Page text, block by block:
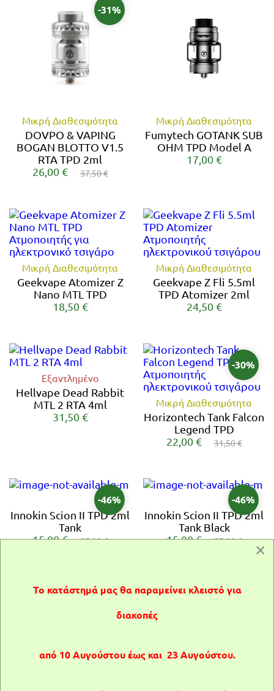
-31%
Μικρή Διαθεσιμότητα
DOVPO & VAPING
BOGAN BLOTTO V1.5
RTA TPD 2ml
26,00 €
37,50 €
Μικρή Διαθεσιμότητα
Fumytech GOTANK SUB
OHM TPD Model A
17,00 €
Μικρή Διαθεσιμότητα
Geekvape Atomizer Z
Nano MTL TPD
18,50 €
Μικρή Διαθεσιμότητα
Geekvape Z Fli 5.5ml
TPD Atomizer 2ml
24,50 €
Εξαντλημένο
Hellvape Dead Rabbit
MTL 2 RTA 4ml
31,50 €
-30%
Μικρή Διαθεσιμότητα
Horizontech Tank Falcon
Legend TPD
22,00 €
31,50 €
-46%
Innokin Scion II TPD 2ml
Tank
15,00 €
27,90 €
-46%
Innokin Scion II TPD 2ml
Tank Black
15,00 €
27,90 €
-46%
Innokin Scion II TPD 2ml
Innokin Zenith 2 - 5ml
Extended Atomizer
σελίδα απευθύνονται μόνο σε
×
Το κατάστημά μας θα παραμείνει κλειστό για
διακοπές
από 10 Αυγούστου έως και 23 Αυγούστου.